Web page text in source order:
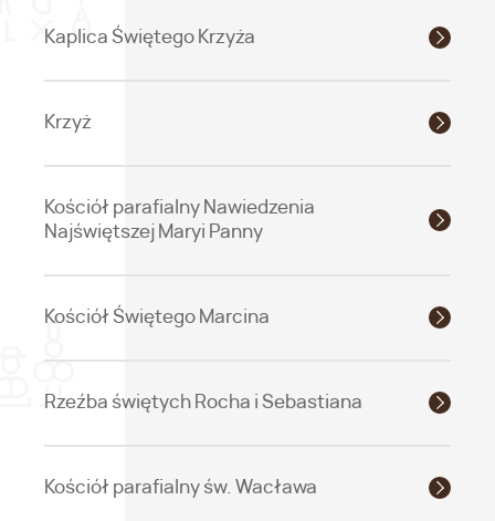
Kaplica Świętego Krzyża
Krzyż
Kościół parafialny Nawiedzenia
Najświętszej Maryi Panny
Kościół Świętego Marcina
Rzeźba świętych Rocha i Sebastiana
Kościół parafialny św. Wacława